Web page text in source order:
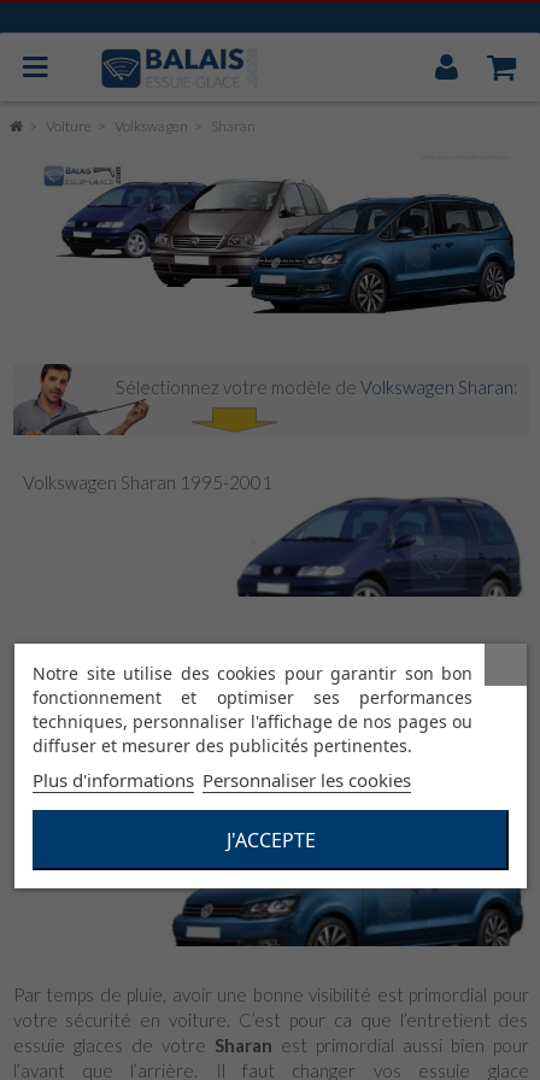
VALEO
MITSUBA
CAOUTCHOUC UNIVERSEL
Mon
Voiture Volkswagen Sharan
Sélectionnez votre modèle de Volkswagen Sharan:
Volkswagen Sharan 1995-2001
Volkswagen Sharan depuis 2010
Par temps de pluie, avoir une bonne visibilité est primordial pour
votre sécurité en voiture. C’est pour ca que l’entretient des
essuie glaces de votre Sharan est primordial aussi bien pour
l’avant que l’arrière. Il faut changer vos essuie glace
Notre site utilise des cookies pour garantir son bon
fonctionnement et optimiser ses performances
techniques, personnaliser l'affichage de nos pages ou
diffuser et mesurer des publicités pertinentes.
Plus d'informations Personnaliser les cookies
J'ACCEPTE